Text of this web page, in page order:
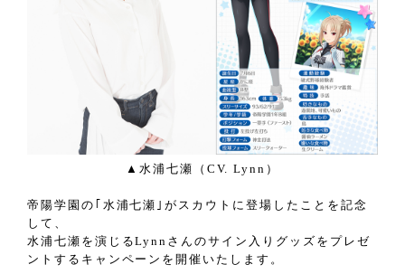
▲水浦七瀬（CV. Lynn）
帝陽学園の｢水浦七瀬｣がスカウトに登場したことを記念
して、
水浦七瀬を演じるLynnさんのサイン入りグッズをプレゼ
ントするキャンペーンを開催いたします。